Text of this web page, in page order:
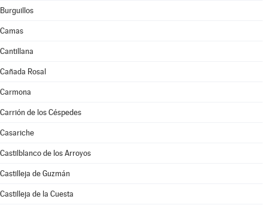
Burguillos
Camas
Cantillana
Cañada Rosal
Carmona
Carrión de los Céspedes
Casariche
Castilblanco de los Arroyos
Castilleja de Guzmán
Castilleja de la Cuesta